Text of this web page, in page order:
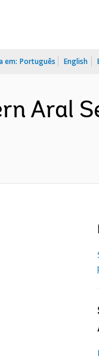
em: Português English
Aral